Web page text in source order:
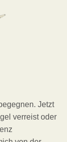
Jetzt
verreist oder